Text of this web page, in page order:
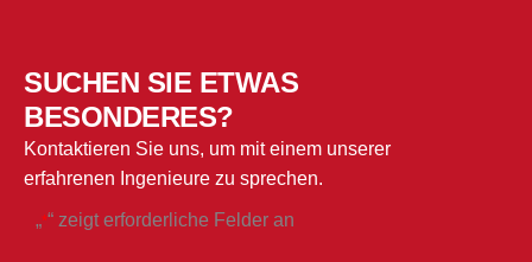
SUCHEN SIE ETWAS
BESONDERES?
Kontaktieren Sie uns, um mit einem unserer
erfahrenen Ingenieure zu sprechen.
„*“ zeigt erforderliche Felder an